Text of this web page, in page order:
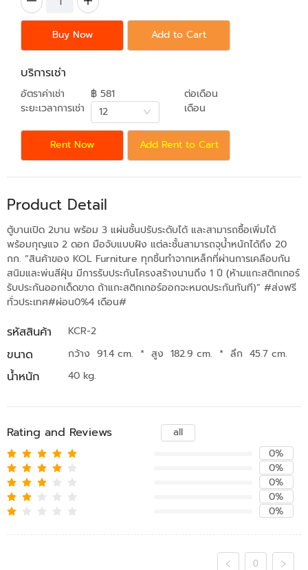
Buy Now Add to Cart
บริการเช่า
อัตราค่าเช่า ฿ 581
ต่อเดือน
ระยะเวลาการเช่า
12 เดือน
Rent Now Add Rent to Cart
Product Detail
ตู้บานเปิด 2บาน พร้อม 3 แผ่นชั้นปรับระดับได้ และสามารถซื้อเพิ่มได้
พร้อมกุญแจ 2 ดอก มือจับแบบฝัง แต่ละชั้นสามารถจุน้ำหนักได้ถึง 20
กก. “สินค้าของ KOL Furniture ทุกชิ้นทำจากเหล็กที่ผ่านการเคลือบกัน
สนิมและพ่นสีฝุ่น มีการรับประกันโครงสร้างนานถึง 1 ปี (ห้ามแกะสติกเกอร์
รับประกันออกเด็ดขาด ถ้าแกะสติกเกอร์ออกจะหมดประกันทันที)” #ส่งฟรี
ทั่วประเทศ#ผ่อน0%4 เดือน#
รหัสสินค้า KCR-2
ขนาด กว้าง 91.4 cm. * สูง 182.9 cm. * ลึก 45.7 cm.
น้ำหนัก 40 kg.
Rating and Reviews
all
0%
0%
0%
0%
0%
0